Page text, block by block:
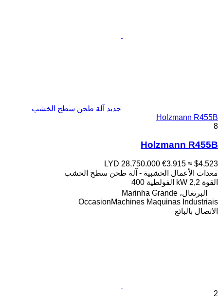
جديد آلة طحن سطح الخشب
Holzmann R455B
8
Holzmann R455B
LYD 28,750.000 €3,915 ≈ $4,523
معدات الأعمال الخشبية - آلة طحن سطح الخشب
القوة 2,2 kW الفولطية 400
البرتغال، Marinha Grande
OccasionMachines Maquinas Industriais
الاتصال بالبائع
2